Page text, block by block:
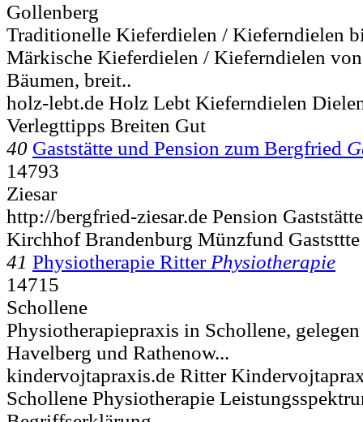
Gollenberg
Traditionelle Kieferdielen / Kieferndielen
Märkische Kieferdielen / Kieferndielen
Bäumen, breit..
holz-lebt.de Holz Lebt Kieferndielen
Verlegttipps Breiten Gut
40 Gaststätte und Pension zum Bergfried
14793
Ziesar
http://bergfried-ziesar.de Pension
Kirchhof Brandenburg Münzfund Gaststtte
41 Physiotherapie Ritter Physiotherapie
14715
Schollene
Physiotherapiepraxis in Schollene,
Havelberg und Rathenow...
kindervojtapraxis.de Ritter
Schollene Physiotherapie